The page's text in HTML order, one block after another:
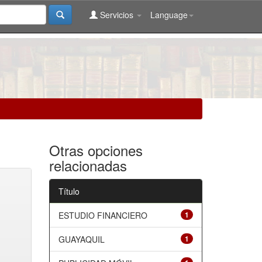
Language
Servicios
Otras opciones
relacionadas
Título
1
ESTUDIO FINANCIERO
1
GUAYAQUIL